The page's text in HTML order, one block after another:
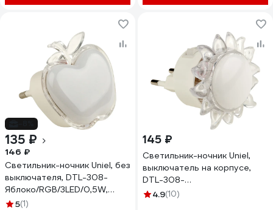
135 ₽
146 ₽
Светильник-ночник Uniel, без
выключателя, DTL-308-
Яблоко/RGB/3LED/0,5W,
10319
5(1)
145 ₽
Светильник-ночник Uniel,
выключатель на корпусе,
DTL-308-
Подсолнух/RGB/4LED/0,5W,
4.9(10)